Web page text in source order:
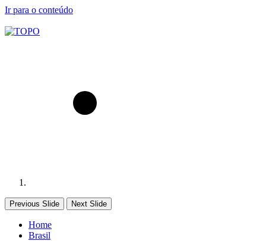
Ir para o conteúdo
Previous Slide Next Slide
Home
Brasil